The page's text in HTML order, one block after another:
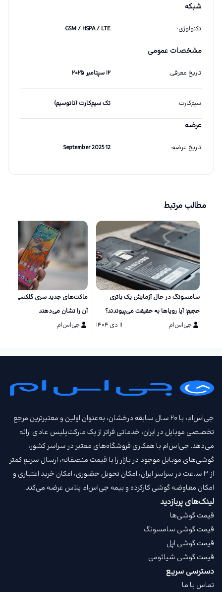
شبکه
تکنولوژی:
GSM / HSPA / LTE
مشخصات عمومی
تاریخ معرفی: ۱۲ سپتامبر ۲۰۲۵
سیم‌کارت: تک سیم‌کارت (نانوسیم)
عرضه
تاریخ عرضه:
12 September 2025
مطالب مرتبط
سامسونگ در حال آزمایش یک باتری
حجیم؛ آیا رویاها به حقیقت می‌پیوندند؟
جی‌اس‌ام
۱۱ دی ۱۴۰۴
آن را نشان می‌دهند
جی‌اس‌ام
جی‌اس‌ام، با ۲۰ سال سابقه درخشان، به‌عنوان اولین و معتبرترین مرجع
تخصصی موبایل در ایران، خدماتی فراتر از یک مارکت‌پلیس عادی ارائه
می‌دهد. جی‌اس‌ام با همکاری فروشگاه‌های معتبر در سراسر کشور،
گوشی‌های موبایل موجود در بازار را با قیمت‌ منصفانه، ارسال سریع کمتر
از ۳ ساعت در سراسر ایران، امکان تحویل حضوری، امکان خرید اعتباری و
امکان معاوضه گوشی کارکرده و بیمه جی‌اس‌ام‌ پلاس عرضه می‌کند.
لینک‌های پربازدید
قیمت گوشی‌ها
قیمت گوشی سامسونگ
قیمت گوشی اپل
قیمت گوشی شیائومی
دسترسی سریع
تماس با ما